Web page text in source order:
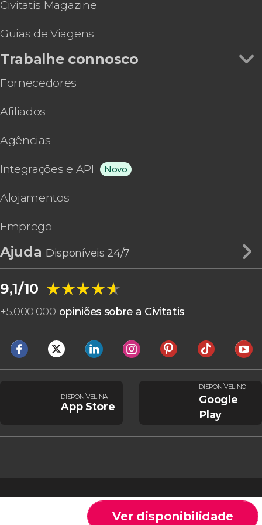
Ver disponibilidade
Civitatis Magazine
Guias de Viagens
Trabalhe connosco
Fornecedores
Afiliados
Agências
Integrações e API Novo
Alojamentos
Emprego
Ajuda Disponíveis 24/7
9,1/10 ★★★★★
★★★★★
+5.000.000 opiniões sobre a Civitatis
DISPONÍVEL NA
App Store
DISPONÍVEL NO
Google
Play
Condições gerais Aviso legal Política de privacidade Cookies